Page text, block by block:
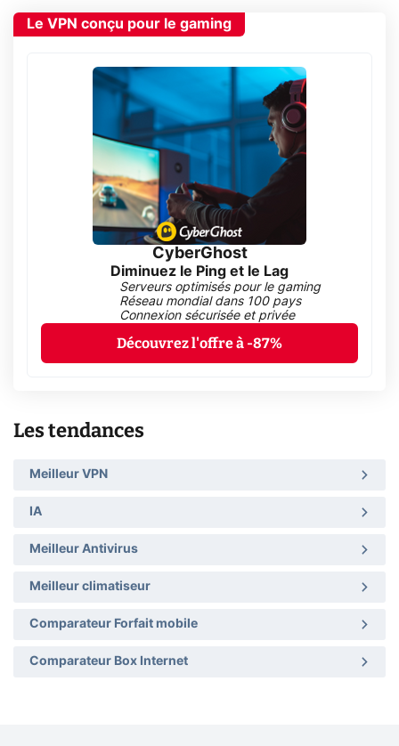
Le VPN conçu pour le gaming
CyberGhost
Diminuez le Ping et le Lag
Serveurs optimisés pour le gaming
Réseau mondial dans 100 pays
Connexion sécurisée et privée
Découvrez l'offre à -87%
Les tendances
Meilleur VPN
IA
Meilleur Antivirus
Meilleur climatiseur
Comparateur Forfait mobile
Comparateur Box Internet